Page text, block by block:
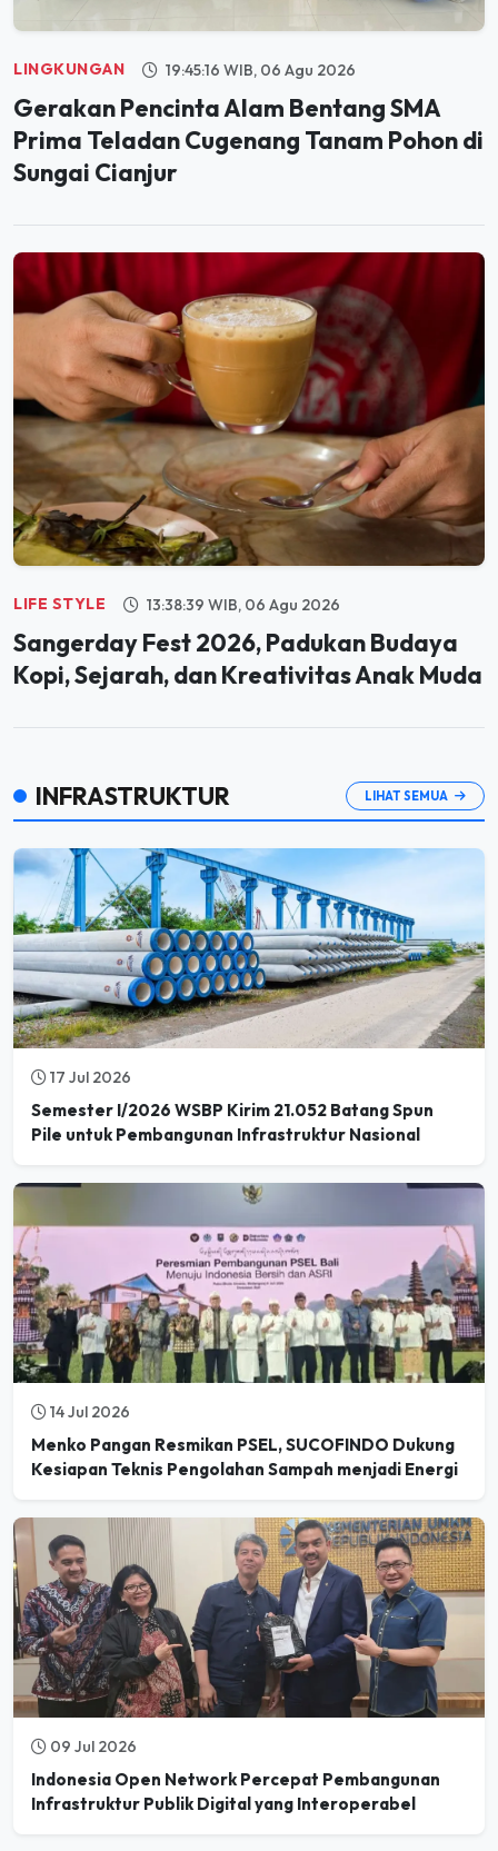
LINGKUNGAN 19:45:16 WIB, 06 Agu 2026
Gerakan Pencinta Alam Bentang SMA
Prima Teladan Cugenang Tanam Pohon di
Sungai Cianjur
LIFE STYLE 13:38:39 WIB, 06 Agu 2026
Sangerday Fest 2026, Padukan Budaya
Kopi, Sejarah, dan Kreativitas Anak Muda
INFRASTRUKTUR LIHAT SEMUA
17 Jul 2026
Semester I/2026 WSBP Kirim 21.052 Batang Spun
Pile untuk Pembangunan Infrastruktur Nasional
14 Jul 2026
Menko Pangan Resmikan PSEL, SUCOFINDO Dukung
Kesiapan Teknis Pengolahan Sampah menjadi Energi
09 Jul 2026
Indonesia Open Network Percepat Pembangunan
Infrastruktur Publik Digital yang Interoperabel